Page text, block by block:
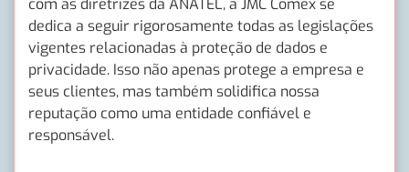
com as diretrizes da ANATEL, a JMC Comex se
dedica a seguir rigorosamente todas as legislações
vigentes relacionadas à proteção de dados e
privacidade. Isso não apenas protege a empresa e
seus clientes, mas também solidifica nossa
reputação como uma entidade confiável e
responsável.